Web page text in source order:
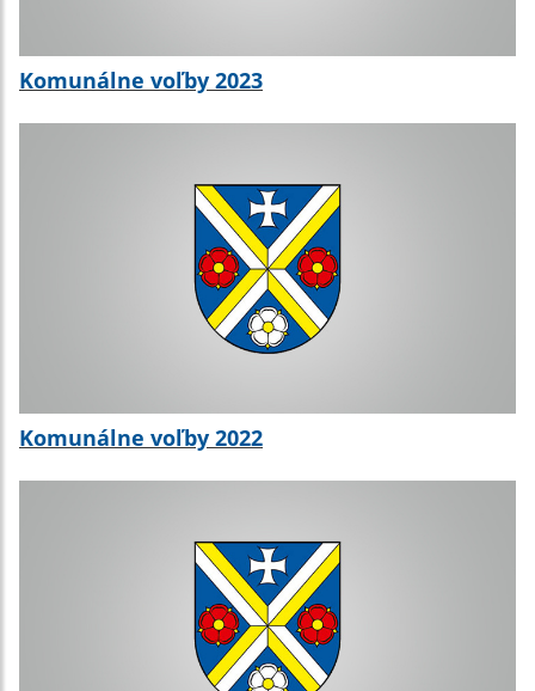
Komunálne voľby 2023
Komunálne voľby 2022